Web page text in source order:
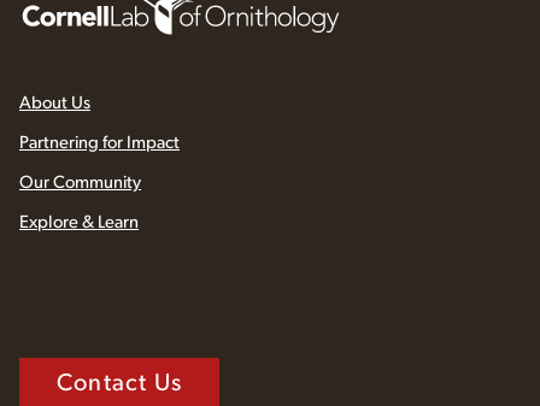
About Us
Partnering for Impact
Our Community
Explore & Learn
Contact Us